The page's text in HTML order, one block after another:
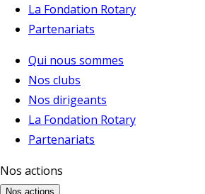
La Fondation Rotary
Partenariats
Qui nous sommes
Nos clubs
Nos dirigeants
La Fondation Rotary
Partenariats
Nos actions
Nos actions